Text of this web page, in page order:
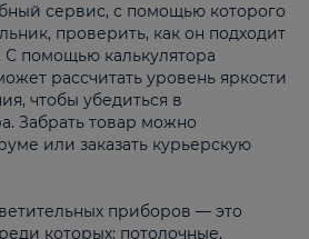
сервис, с помощью которого
проверить, как он подходит
помощью калькулятора
рассчитать уровень яркости
чтобы убедиться в
Забрать товар можно
или заказать курьерскую
приборов — это
которых: потолочные,